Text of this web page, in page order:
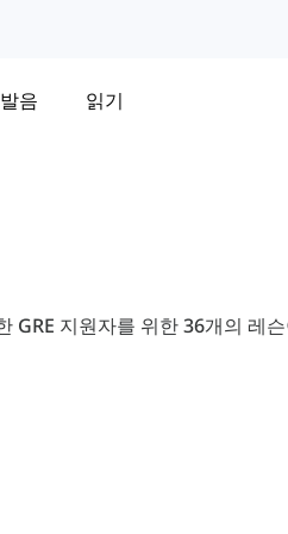
발음 읽기
GRE 지원자를 위한 36개의 레